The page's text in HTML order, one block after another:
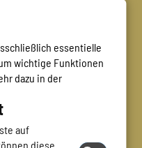
essentielle
wichtige Funktionen
dazu in der
auf
diese